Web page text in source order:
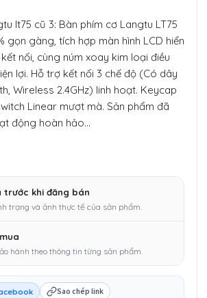
₫.
tại
là:
500.000 ₫.
lt75 cũ 3: Bàn phím cơ Langtu LT75
gọn gàng, tích hợp màn hình LCD hiển
nối, cùng núm xoay kim loại điều
lợi. Hỗ trợ kết nối 3 chế độ (Có dây
Wireless 2.4GHz) linh hoạt. Keycap
Linear mượt mà. Sản phẩm đã
động hoàn hảo…
trước khi đăng bán
trạng và ảnh thực tế của sản phẩm.
hành theo thông tin từng sản phẩm.
Sao chép link